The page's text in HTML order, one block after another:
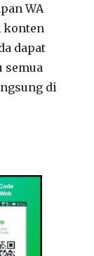
WA
konten
dapat
semua
di